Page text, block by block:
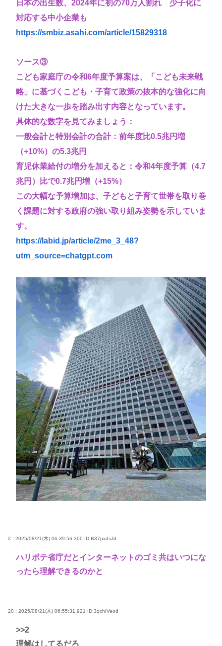
日本の出生数、2024年に初の70万人割れ 少子化に
対応する中小企業も
https://smbiz.asahi.com/article/15829318
ソース③
こども家庭庁の令和6年度予算案は、「こども未来戦
略」に基づくこども・子育て政策の抜本的な強化に向
けた大きな一歩を踏み出す内容となっています。
具体的な数字を見てみましょう：
一般会計と特別会計の合計：前年度比0.5兆円増
（+10%）の5.3兆円
育児休業給付の増分を加えると：令和4年度予算（4.7
兆円）比で0.7兆円増（+15%）
この大幅な予算増加は、子どもと子育て世帯を取り巻
く課題に対する政府の強い取り組み姿勢を示していま
す。
https://labid.jp/article/2me_3_48?
utm_source=chatgpt.com
2 : 2025/08/21(木) 06:39:56.300 ID:B37pxdsJd
ハリボテ省庁だとインターネットのゴミ共はいつにな
ったら理解できるのかと
20 : 2025/08/21(木) 06:55:31.921 ID:3qchIVeod
>>2
理解はしてるだろ